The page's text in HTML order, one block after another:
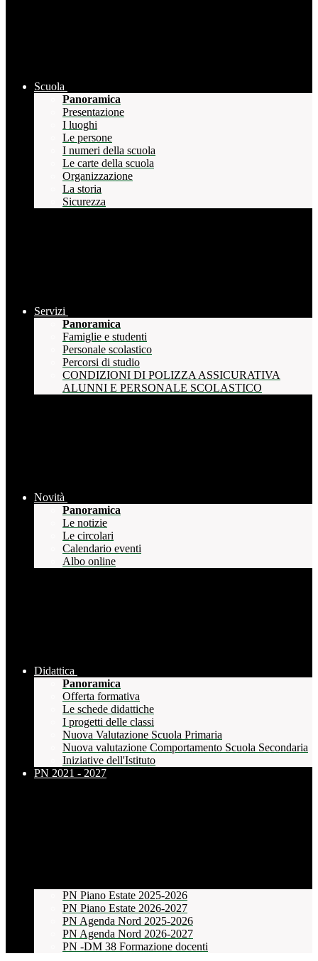
Scuola
Panoramica
Presentazione
I luoghi
Le persone
I numeri della scuola
Le carte della scuola
Organizzazione
La storia
Sicurezza
Servizi
Panoramica
Famiglie e studenti
Personale scolastico
Percorsi di studio
CONDIZIONI DI POLIZZA ASSICURATIVA
ALUNNI E PERSONALE SCOLASTICO
Novità
Panoramica
Le notizie
Le circolari
Calendario eventi
Albo online
Didattica
Panoramica
Offerta formativa
Le schede didattiche
I progetti delle classi
Nuova Valutazione Scuola Primaria
Nuova valutazione Comportamento Scuola Secondaria
Iniziative dell'Istituto
PN 2021 - 2027
PN Piano Estate 2025-2026
PN Piano Estate 2026-2027
PN Agenda Nord 2025-2026
PN Agenda Nord 2026-2027
PN -DM 38 Formazione docenti